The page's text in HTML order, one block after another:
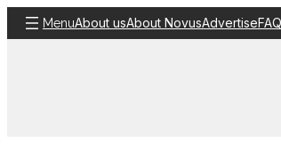
Skip
to
MenuAbout usAbout NovusAdvertise